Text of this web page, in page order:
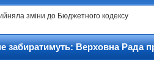
зміни до Бюджетного кодексу
забиратимуть: Верховна Рада